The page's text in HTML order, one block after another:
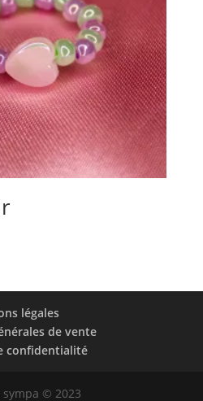
légales
de vente
confidentialité
sympa © 2023